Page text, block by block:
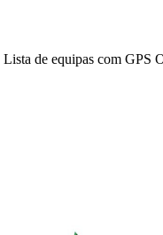
de equipas com GPS